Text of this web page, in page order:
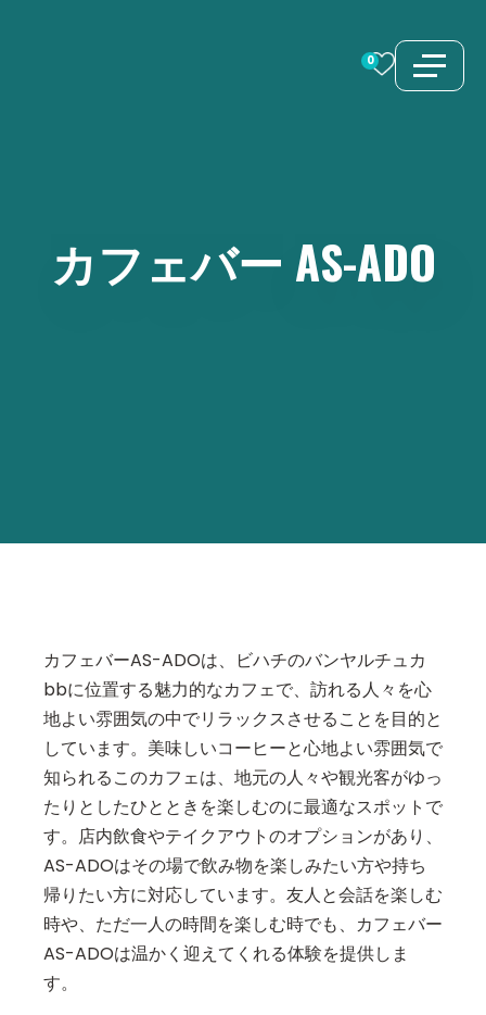
0
カフェバー AS-ADO
カフェバーAS-ADOは、ビハチのバンヤルチュカ
bbに位置する魅力的なカフェで、訪れる人々を心
地よい雰囲気の中でリラックスさせることを目的と
しています。美味しいコーヒーと心地よい雰囲気で
知られるこのカフェは、地元の人々や観光客がゆっ
たりとしたひとときを楽しむのに最適なスポットで
す。店内飲食やテイクアウトのオプションがあり、
AS-ADOはその場で飲み物を楽しみたい方や持ち
帰りたい方に対応しています。友人と会話を楽しむ
時や、ただ一人の時間を楽しむ時でも、カフェバー
AS-ADOは温かく迎えてくれる体験を提供しま
す。